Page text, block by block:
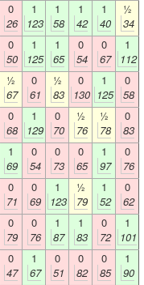
0
26
1
123
1
58
1
42
1
40
½
34
0
50
1
125
1
65
0
54
0
67
1
112
½
67
0
61
½
83
0
130
1
125
0
58
0
68
1
129
0
70
½
76
½
78
0
83
1
69
0
54
0
73
0
65
1
97
0
76
0
71
0
69
1
123
½
79
1
52
0
62
0
79
0
76
1
87
1
83
0
72
1
101
0
47
1
67
0
51
0
82
0
85
1
90